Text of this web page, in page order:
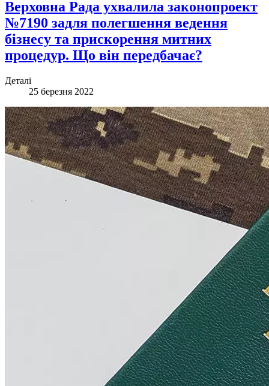
Верховна Рада ухвалила законопроект
№7190 задля полегшення ведення
бізнесу та прискорення митних
процедур. Що він передбачає?
Деталі
25 березня 2022